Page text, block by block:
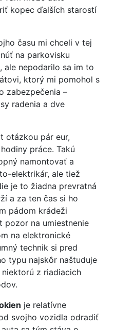
kopec ďalších starostí
času mi chceli v tej
na parkovisku
ale nepodarilo sa im to
ktorý mi pomohol s
zabezpečenia –
radenia a dve
otázkou pár eur,
práce. Takú
namontovať a
elektrikár, ale tiež
je to žiadna prevratná
a za ten čas si ho
pádom krádeži
pozor na umiestnenie
na elektronické
technik si pred
typu najskôr naštuduje
z riadiacich
je relatívne
svojho vozidla odradiť